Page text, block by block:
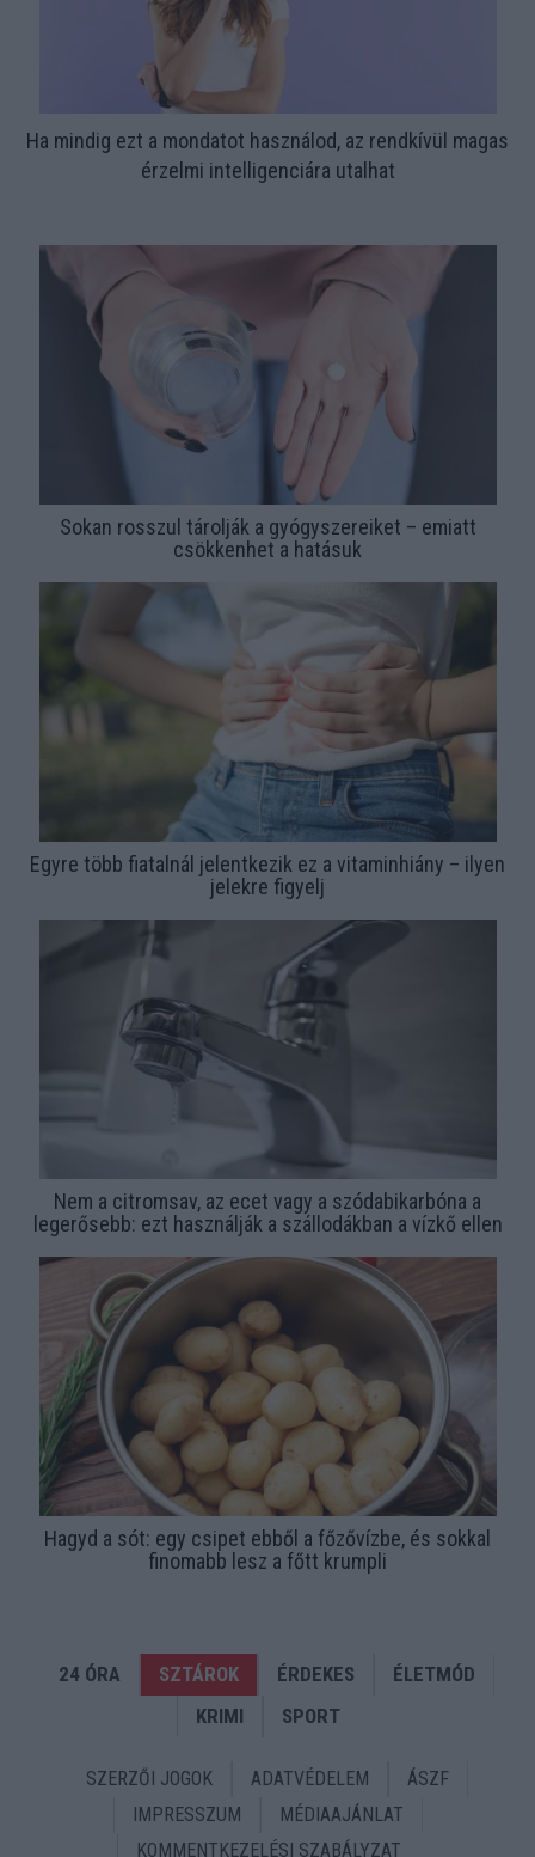
Ha mindig ezt a mondatot használod, az rendkívül magas
érzelmi intelligenciára utalhat
Sokan rosszul tárolják a gyógyszereiket – emiatt
csökkenhet a hatásuk
Egyre több fiatalnál jelentkezik ez a vitaminhiány – ilyen
jelekre figyelj
Nem a citromsav, az ecet vagy a szódabikarbóna a
legerősebb: ezt használják a szállodákban a vízkő ellen
Hagyd a sót: egy csipet ebből a főzővízbe, és sokkal
finomabb lesz a főtt krumpli
24 ÓRA SZTÁROK ÉRDEKES
ÉLETMÓD
KRIMI
SPORT
SZERZŐI JOGOK ADATVÉDELEM
ÁSZF
IMPRESSZUM
MÉDIAAJÁNLAT
KOMMENTKEZELÉSI SZABÁLYZAT